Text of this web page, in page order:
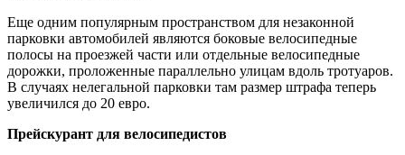
Еще одним популярным пространством для незаконной
парковки автомобилей являются боковые велосипедные
полосы на проезжей части или отдельные велосипедные
дорожки, проложенные параллельно улицам вдоль тротуаров.
В случаях нелегальной парковки там размер штрафа теперь
увеличился до 20 евро.
Прейскурант для велосипедистов